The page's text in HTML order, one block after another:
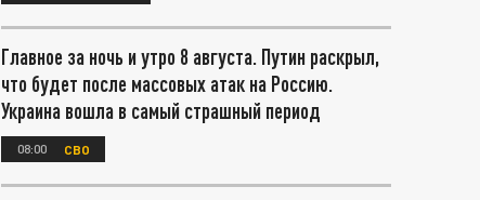
Главное за ночь и утро 8 августа. Путин раскрыл,
что будет после массовых атак на Россию.
Украина вошла в самый страшный период
08:00 СВО